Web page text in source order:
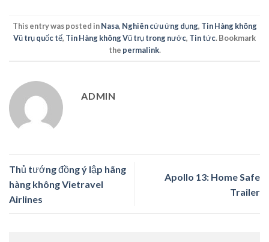
This entry was posted inNasa, Nghiên cứu ứng dụng, Tin Hàng không
Vũ trụ quốc tế, Tin Hàng không Vũ trụ trong nước, Tin tức. Bookmark
the permalink.
ADMIN
Thủ tướng đồng ý lập hãng
hàng không Vietravel
Airlines
Apollo 13: Home Safe
Trailer